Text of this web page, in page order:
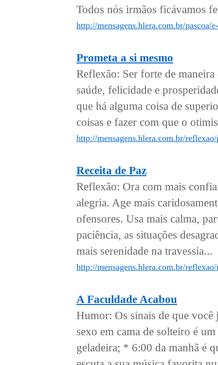
Todos nós irmãos ficávamos
http://mensagens.hlera.com.br/pascoa/
Prometa a si mesmo
Reflexão: Ser forte de
saúde, felicidade e
que há alguma coisa de
coisas e fazer com que o
http://mensagens.hlera.com.br/
Receita de Paz
Reflexão: Ora com mais
alegria. Age mais
ofensores. Usa mais calma,
paciência, as situações
mais serenidade na travessia...
http://mensagens.hlera.com.br/
A Faculdade Acabou
Humor: Os sinais de que você
sexo em cama de solteiro é
geladeira; * 6:00 da manhã é